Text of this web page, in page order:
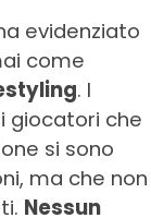
evidenziato
come
. I
giocatori che
si sono
ma che non
Nessun